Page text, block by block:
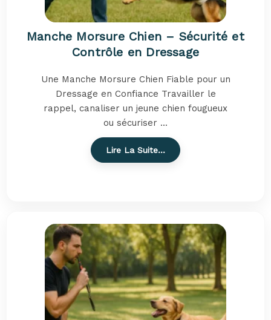
Manche Morsure Chien – Sécurité et
Contrôle en Dressage
Une Manche Morsure Chien Fiable pour un
Dressage en Confiance Travailler le
rappel, canaliser un jeune chien fougueux
ou sécuriser ...
Lire La Suite…